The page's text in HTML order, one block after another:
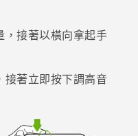
，接著以橫向拿起手
接著立即按下調高音